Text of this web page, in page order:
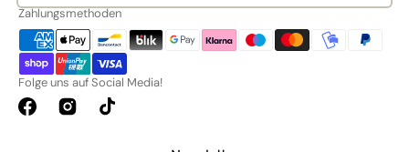
Zahlungsmethoden
Folge uns auf Social Media!
FacebookInstagramTikTok